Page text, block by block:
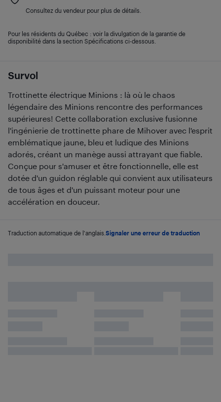
Survol
Trottinette électrique Minions : là où le chaos
légendaire des Minions rencontre des performances
supérieures! Cette collaboration exclusive fusionne
l'ingénierie de trottinette phare de Mihover avec l'esprit
emblématique jaune, bleu et ludique des Minions
adorés, créant un manège aussi attrayant que fiable.
Conçue pour s'amuser et être fonctionnelle, elle est
dotée d'un guidon réglable qui convient aux utilisateurs
de tous âges et d'un puissant moteur pour une
accélération en douceur.
Traduction automatique de l'anglais. Signaler une erreur de traduction
Consultez du vendeur pour plus de détails.
Pour les résidents du Québec : voir la divulgation de la garantie de
disponibilité dans la section Spécifications ci-dessous.